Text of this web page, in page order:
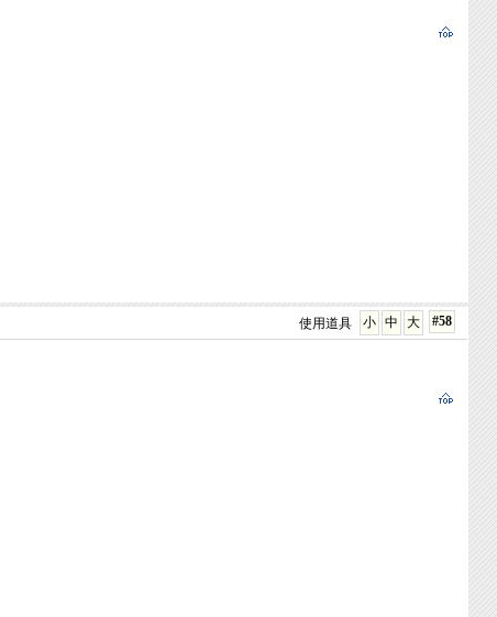
#58
大
中
小
使用道具